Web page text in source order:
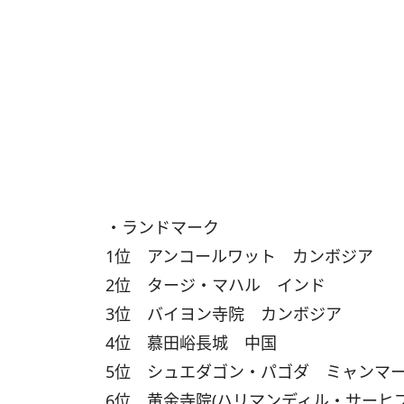
・ランドマーク
1位 アンコールワット カンボジア
2位 タージ・マハル インド
3位 バイヨン寺院 カンボジア
4位 慕田峪長城 中国
5位 シュエダゴン・パゴダ ミャンマ